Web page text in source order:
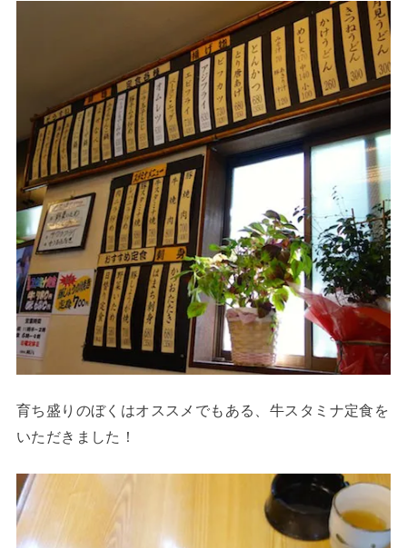
育ち盛りのぼくはオススメでもある、牛スタミナ定食を
いただきました！